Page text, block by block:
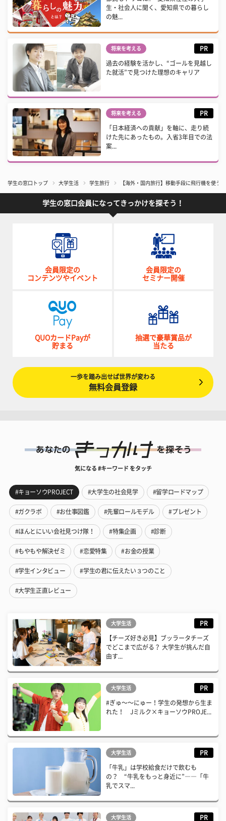
生・社会人に聞く、愛知県での暮らし
の魅...
将来を考える PR
過去の経験を活かし、“ゴールを見越し
た就活”で見つけた理想のキャリア
将来を考える PR
「日本経済への貢献」を軸に、走り続
けた先にあったもの。入省3年目での法
案...
学生の窓口トップ 大学生活 学生旅行 【海外・国内旅行】移動手段に飛行機を使う
学生の窓口会員になってきっかけを探そう！
会員限定の
コンテンツやイベント
会員限定の
セミナー開催
QUOカードPayが
貯まる
抽選で豪華賞品が
当たる
一歩を踏み出せば世界が変わる
無料会員登録
気になる #キーワード をタッチ
#キョーソウPROJECT #大学生の社会見学 #留学ロードマップ
#ガクラボ #お仕事図鑑 #先輩ロールモデル #プレゼント
#ほんとにいい会社見つけ隊！ #特集企画 #診断
#もやもや解決ゼミ #恋愛特集 #お金の授業
#学生インタビュー #学生の君に伝えたい３つのこと
#大学生正直レビュー
大学生活 PR
【チーズ好き必見】ブッラータチーズ
でどこまで広がる？ 大学生が挑んだ自
由す...
大学生活 PR
#ぎゅ〜〜にゅー！学生の発想から生ま
れた！ Jミルク×キョーソウPROJE...
大学生活 PR
「牛乳」は学校給食だけで飲むも
の？ “牛乳をもっと身近に”――「牛
乳でスマ...
大学生活 PR